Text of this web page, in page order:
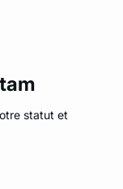
statut et